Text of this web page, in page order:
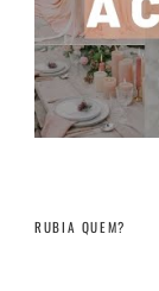
RUBIA QUEM?